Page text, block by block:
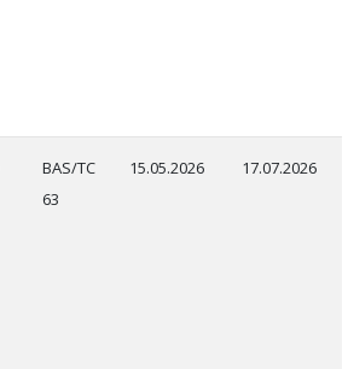
BAS/TC
63
15.05.2026 17.07.2026